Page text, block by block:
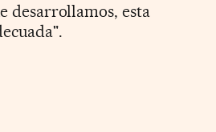
desarrollamos, esta